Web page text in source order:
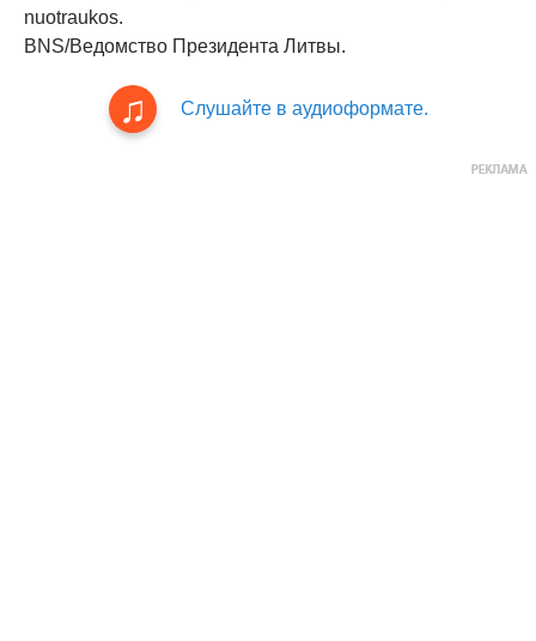
nuotraukos.
BNS/Ведомство Президента Литвы.
Слушайте в аудиоформате.